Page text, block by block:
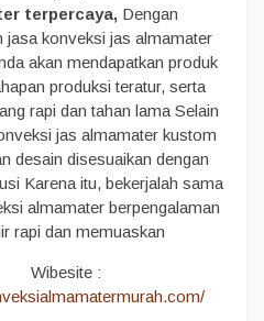
terpercaya,Dengan
jasa konveksi jas almamater
akan mendapatkan produk
produksi teratur, serta
rapi dan tahan lama Selain
jas almamater kustom
desain disesuaikan dengan
Karena itu, bekerjalah sama
almamater berpengalaman
rapi dan memuaskan
Wibesite :